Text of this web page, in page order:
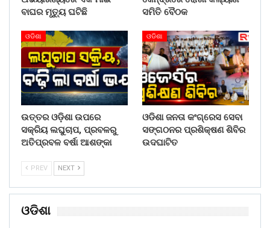
ବାଘର ମୃତ୍ୟୁ ଘଟିଛି
ସମିତି ବୈଠକ
ଓଡିଶା
ଉତ୍ତର ଓଡ଼ିଶା ଉପରେ
ସକ୍ରିୟ ଲଘୁଚାପ, ପ୍ରବଳରୁ
ଅତିପ୍ରବଳ ବର୍ଷା ଆଶଙ୍କା
ଓଡିଶା
ଓଡିଶା ଜନତା କଂଗ୍ରେସ ସେବା
ସଙ୍ଗଠନର ପ୍ରଶିକ୍ଷଣ ଶିବିର
ଉଦଘାଟିତ
PREV NEXT
ଓଡିଶା